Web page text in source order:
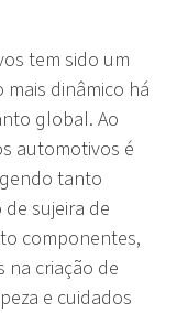
tem sido um
dinâmico há
global. Ao
automotivos é
tanto
sujeira de
componentes,
na criação de
e cuidados